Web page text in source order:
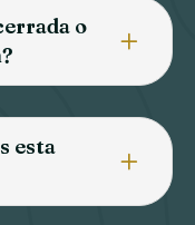
o
esta